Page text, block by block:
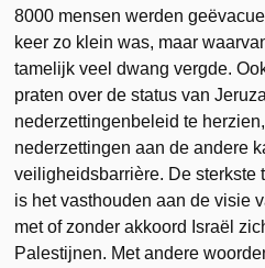
8000 mensen werden
keer zo klein was, maar
tamelijk veel dwang vergde.
praten over de status van
nederzettingenbeleid te
nederzettingen aan de andere
veiligheidsbarrière. De sterkste
is het vasthouden aan de visie
met of zonder akkoord Israël
Palestijnen. Met andere